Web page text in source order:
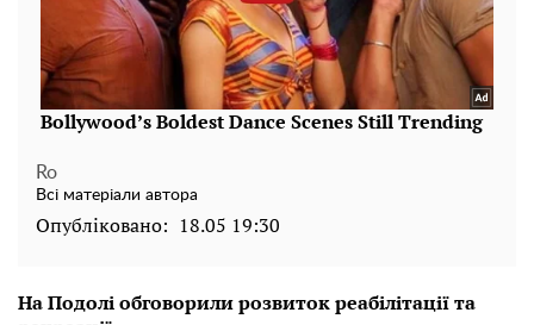
Ro
Всі матеріали автора
Опубліковано: 18.05 19:30
На Подолі обговорили розвиток реабілітації та